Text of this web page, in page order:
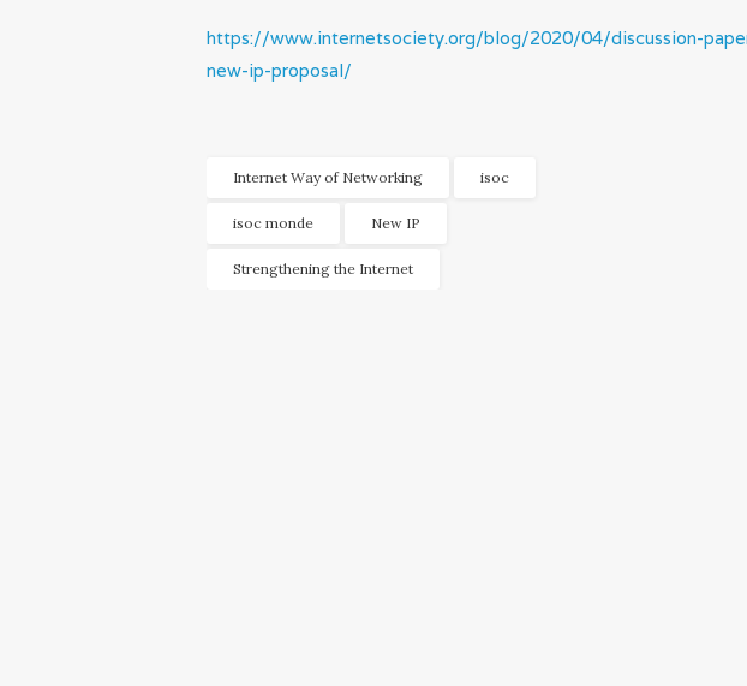
https://www.internetsociety.org/blog/2020/04/discussion-
new-ip-proposal/
Internet Way of Networking isoc
isoc monde New IP
Strengthening the Internet